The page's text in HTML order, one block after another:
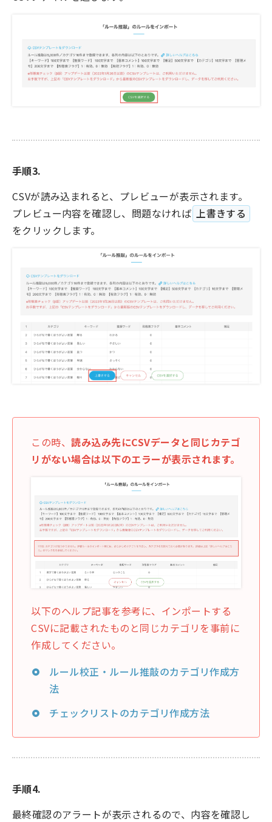
手順3.
CSVが読み込まれると、プレビューが表示されます。
プレビュー内容を確認し、問題なければ 上書きする
をクリックします。
この時、 読み込み先にCSVデータと同じカテゴ
リがない場合は以下のエラーが表示されます。
以下のヘルプ記事を参考に、インポートする
CSVに記載されたものと同じカテゴリを事前に
作成してください。
ルール校正・ルール推敲のカテゴリ作成方
法
チェックリストのカテゴリ作成方法
手順4.
最終確認のアラートが表示されるので、内容を確認し